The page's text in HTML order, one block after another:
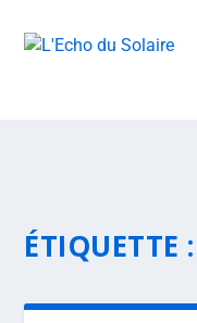
ÉTIQUETTE :